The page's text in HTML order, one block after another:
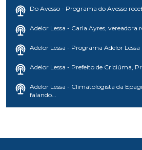
Do Avesso - Programa do Avesso
Adelor Lessa - Carla Ayres, vereadora
Adelor Lessa - Programa Adelor
Adelor Lessa - Prefeito de Criciúma,
Adelor Lessa - Climatologista da
falando...